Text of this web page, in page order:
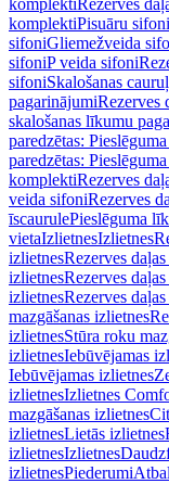
komplektiRezerves
komplektiPisuāru sifoni
sifoniGliemežveida
sifoniP veida sifoni
sifoniSkalošanas
pagarinājumiRezerves
skalošanas līkumu
paredzētas:
paredzētas:
komplektiRezerves
veida sifoniRezerves
īscaurulePieslēguma
vietaIzlietnesIzlietnes
izlietnesRezerves
izlietnesRezerves
izlietnesRezerves
mazgāšanas izlietnes
izlietnesStūra roku
izlietnesIebūvējamas
Iebūvējamas izlietnes
izlietnesIzlietnes
mazgāšanas izlietnes
izlietnesLietās izlietnes
izlietnesIzlietnes
izlietnesPiederumi